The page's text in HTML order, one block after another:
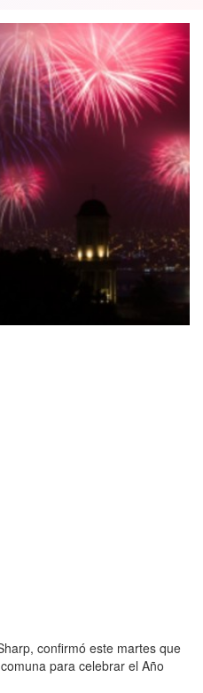
confirmó este martes que
para celebrar el Año